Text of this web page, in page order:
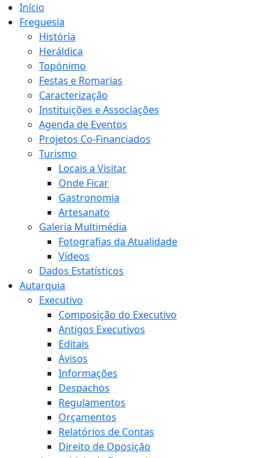
Início
Freguesia
História
Heráldica
Topónimo
Festas e Romarias
Caracterização
Instituições e Associações
Agenda de Eventos
Projetos Co-Financiados
Turismo
Locais a Visitar
Onde Ficar
Gastronomia
Artesanato
Galeria Multimédia
Fotografias da Atualidade
Vídeos
Dados Estatísticos
Autarquia
Executivo
Composição do Executivo
Antigos Executivos
Editais
Avisos
Informações
Despachos
Regulamentos
Orçamentos
Relatórios de Contas
Direito de Oposição